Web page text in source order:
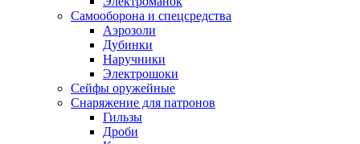
Самооборона и спецсредства
Аэрозоли
Дубинки
Наручники
Электрошоки
Сейфы оружейные
Снаряжение для патронов
Гильзы
Дроби